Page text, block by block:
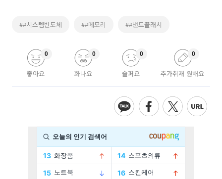
##시스템반도체 ##메모리 ##낸드플래시
좋아요
0
화나요
0
슬퍼요
0
추가취재 원해요
0